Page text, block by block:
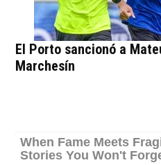
El Porto sancionó a
Marchesín